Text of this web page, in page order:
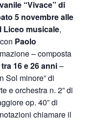
“Vivace” di
5 novembre alle
Liceo musicale,
Paolo
– composta
16 e 26 anni–
Sol minore” di
e orchestra n. 2” di
op. 40” di
chiamare il